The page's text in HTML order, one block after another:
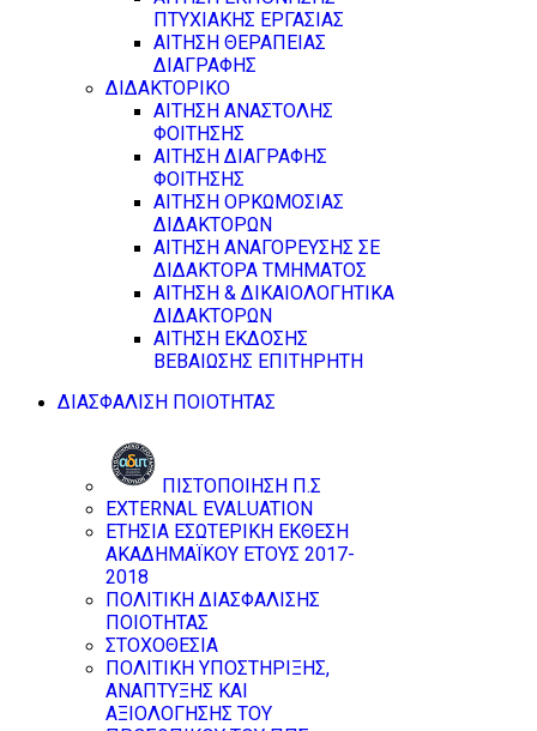
ΠΤΥΧΙΑΚΗΣ ΕΡΓΑΣΙΑΣ
ΑΙΤΗΣΗ ΘΕΡΑΠΕΙΑΣ
ΔΙΑΓΡΑΦΗΣ
ΔΙΔΑΚΤΟΡΙΚΟ
ΑΙΤΗΣΗ ΑΝΑΣΤΟΛΗΣ
ΦΟΙΤΗΣΗΣ
ΑΙΤΗΣΗ ΔΙΑΓΡΑΦΗΣ
ΦΟΙΤΗΣΗΣ
ΑΙΤΗΣΗ ΟΡΚΩΜΟΣΙΑΣ
ΔΙΔΑΚΤΟΡΩΝ
ΑΙΤΗΣΗ ΑΝΑΓΟΡΕΥΣΗΣ ΣΕ
ΔΙΔΑΚΤΟΡΑ ΤΜΗΜΑΤΟΣ
ΑΙΤΗΣΗ & ΔΙΚΑΙΟΛΟΓΗΤΙΚΑ
ΔΙΔΑΚΤΟΡΩΝ
ΑΙΤΗΣΗ ΕΚΔΟΣΗΣ
ΒΕΒΑΙΩΣΗΣ ΕΠΙΤΗΡΗΤΗ
ΔΙΑΣΦΑΛΙΣΗ ΠΟΙΟΤΗΤΑΣ
ΠΙΣΤΟΠΟΙΗΣΗ Π.Σ
EXTERNAL EVALUATION
ΕΤΗΣΙΑ ΕΣΩΤΕΡΙΚΗ ΕΚΘΕΣΗ
ΑΚΑΔΗΜΑΪΚΟΥ ΕΤΟΥΣ 2017-
2018
ΠΟΛΙΤΙΚΗ ΔΙΑΣΦΑΛΙΣΗΣ
ΠΟΙΟΤΗΤΑΣ
ΣΤΟΧΟΘΕΣΙΑ
ΠΟΛΙΤΙΚΗ ΥΠΟΣΤΗΡΙΞΗΣ,
ΑΝΑΠΤΥΞΗΣ ΚΑΙ
ΑΞΙΟΛΟΓΗΣΗΣ ΤΟΥ